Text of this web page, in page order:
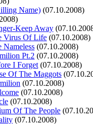
Name) (07.10.2008)
Keep Away
Virus Of Life (07.10.2008)
Nameless (07.10.2008)
Pt.2 (07.10.2008)
I Forget (07.10.2008)
Of The Maggots
(07.10.2008)
(07.10.2008)
(07.10.2008)
Of The People
(07.10.2008)